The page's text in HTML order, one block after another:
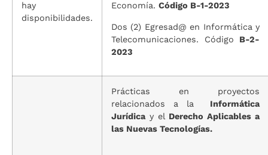
hay
disponibilidades.
Economía. Código B-1-2023
Dos (2) Egresad@ en Informática y
Telecomunicaciones. Código B-2-
2023
Prácticas en proyectos
relacionados a la Informática
Jurídicay el Derecho Aplicables a
las Nuevas Tecnologías.